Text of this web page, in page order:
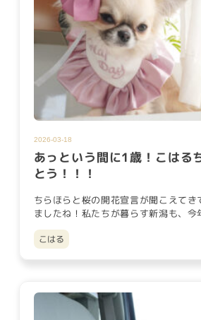
2026-03-18
あっという間に1歳！こはる
とう！！！
ちらほらと桜の開花宣言が聞こえてき
ましたね！私たちが暮らす新潟も、今
桜の便りが届きそうで…
こはる